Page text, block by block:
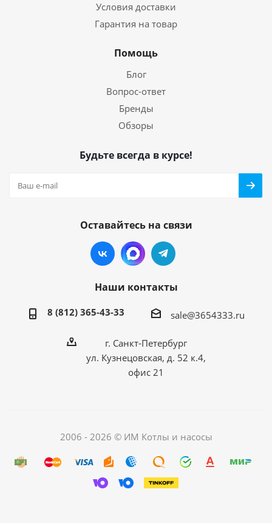
Условия доставки
Гарантия на товар
Помощь
Блог
Вопрос-ответ
Бренды
Обзоры
Будьте всегда в курсе!
Оставайтесь на связи
Наши контакты
8 (812) 365-43-33 sale@3654333.ru
г. Санкт-Петербург
ул. Кузнецовская, д. 52 к.4,
офис 21
2006 - 2026 © ИМ Котлы и насосы